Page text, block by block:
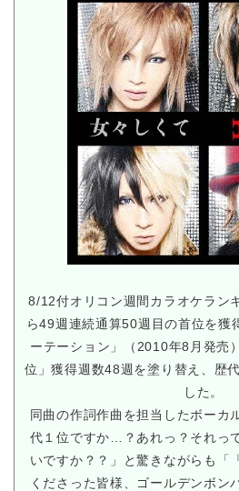
8/12付オリコン週間カラオケラン
ら49週連続通算50週目の首位を獲
ーテーション」（2010年8月発売
位」獲得週数48週を塗り替え、歴
した。
同曲の作詞作曲を担当したボーカ
代１位ですか…？あれっ？それっ
いですか？？」と驚きながらも「
くださった皆様、ゴールデンボン